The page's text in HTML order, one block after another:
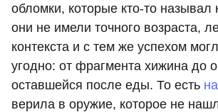
обломки, которые кто-то называл
они не имели точного возраста,
контекста и с тем же успехом
угодно: от фрагмента хижина до
оставшейся после еды. То есть
верила в оружие, которое не